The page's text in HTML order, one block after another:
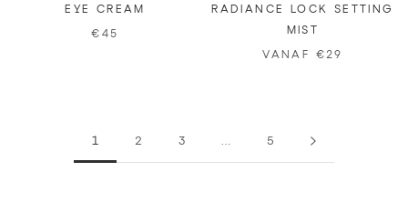
EYE CREAM
€45
RADIANCE LOCK SETTING
MIST
VANAF €29
1 2 3 … 5